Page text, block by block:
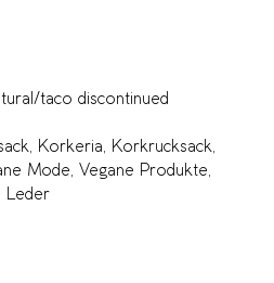
taco discontinued
, Korkeria, Korkrucksack,
Mode, Vegane Produkte,
Leder